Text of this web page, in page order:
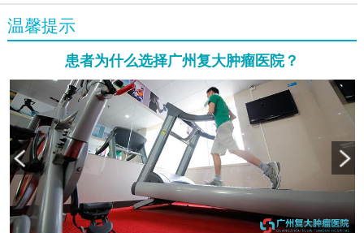
温馨提示
患者为什么选择广州复大肿瘤医院？